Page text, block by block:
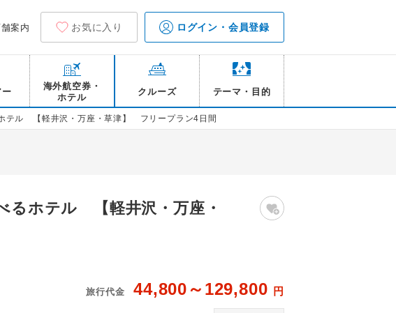
案内 お気に入り ログイン・会員登録
ー
海外航空券・
ホテル
クルーズ テーマ・目的
テル 【軽井沢・万座・草津】 フリープラン4日間
るホテル 【軽井沢・万座・
旅行代金 44,800～129,800 円